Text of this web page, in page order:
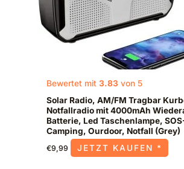
Bewertet mit3.83 von 5
Solar Radio, AM/FM Tragbar
Notfallradio mit 4000mAh
Batterie, Led Taschenlampe,
Camping, Ourdoor, Notfall (Grey)
€9,99 JETZT KAUFEN *